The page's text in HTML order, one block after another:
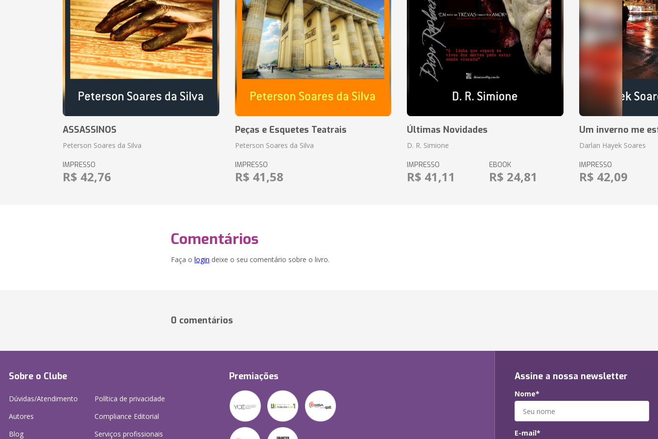
ASSASSINOS
Peterson Soares da Silva
IMPRESSO
R$ 42,76
Peças e Esquetes Teatrais
Peterson Soares da Silva
IMPRESSO
R$ 41,58
Últimas Novidades
D. R. Simione
IMPRESSO
R$ 41,11
EBOOK
R$ 24,81
Um inverno me
Darlan Hayek Soares
IMPRESSO
R$ 42,09
Comentários
Faça o login deixe o seu comentário sobre o livro.
0 comentários
Sobre o Clube
Dúvidas/Atendimento
Autores
Blog
Política de privacidade
Compliance Editorial
Serviços profissionais
Premiações Assine a nossa newsletter
Nome*
E-mail*